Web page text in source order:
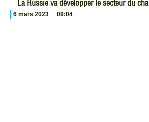
La Russie va développer le secteur du
6 mars 2023 09:04